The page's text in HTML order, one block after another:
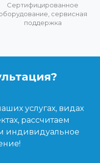
Сертифицированное
сервисная
поддержка
услугах, видах
рассчитаем
индивидуальное